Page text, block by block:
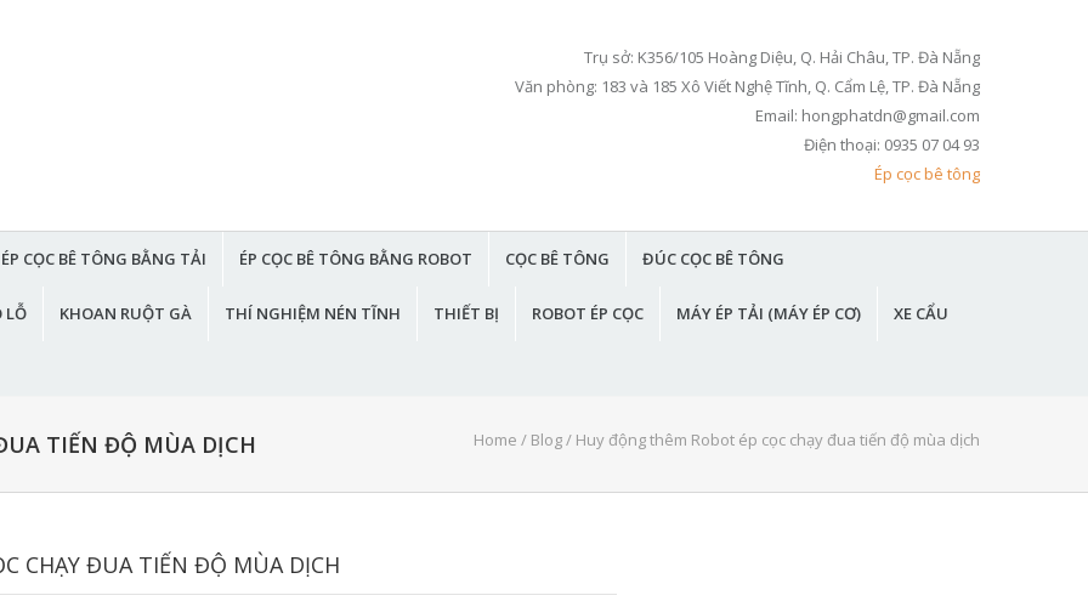
Trụ sở: K356/105 Hoàng Diệu, Q. Hải Châu, TP. Đà Nẵng
Văn phòng: 183 và 185 Xô Viết Nghệ Tĩnh, Q. Cẩm Lệ, TP. Đà Nẵng
Email: hongphatdn@gmail.com
Điện thoại: 0935 07 04 93
Ép cọc bê tông
ÉP CỌC BÊ TÔNG BẰNG TẢI ÉP CỌC BÊ TÔNG BẰNG ROBOT CỌC BÊ TÔNG ĐÚC CỌC BÊ TÔNG
LỖ KHOAN RUỘT GÀ THÍ NGHIỆM NÉN TĨNH THIẾT BỊ ROBOT ÉP CỌC MÁY ÉP TẢI (MÁY ÉP CƠ) XE CẨU
TIẾN ĐỘ MÙA DỊCH Home / Blog/ Huy động thêm Robot ép cọc chạy đua tiến độ mùa dịch
CHẠY ĐUA TIẾN ĐỘ MÙA DỊCH